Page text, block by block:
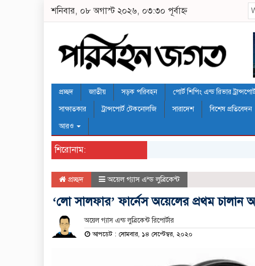
শনিবার, ০৮ অগাস্ট ২০২৬, ০৩:৩০ পূর্বাহ্ন
প্রচ্ছদ জাতীয় সড়ক পরিবহন পোর্ট শিপিং এন্ড রিভার
সাক্ষাতকার
ট্রান্সপোর্ট টেকনোলজি সারাদেশ বিশেষ প্রতিবেদন
আরও
শিরোনাম:
প্রচ্ছদ অয়েল গ্যাস এন্ড লুব্রিকেন্ট
‘লো সালফার’ ফার্নেস অয়েলের প্রথম
অয়েল গ্যাস এন্ড লুব্রিকেন্ট রিপোর্টার
আপডেট : সোমবার, ১৪ সেপ্টেম্বর, ২০২০